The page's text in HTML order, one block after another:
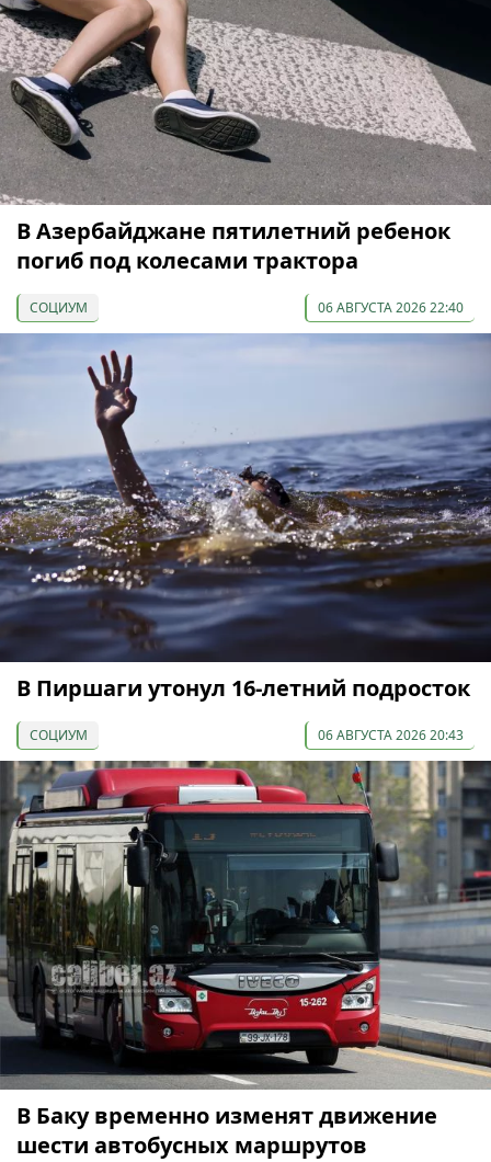
В Азербайджане пятилетний ребенок
погиб под колесами трактора
СОЦИУМ 06 АВГУСТА 2026 22:40
В Пиршаги утонул 16-летний подросток
СОЦИУМ 06 АВГУСТА 2026 20:43
В Баку временно изменят движение
шести автобусных маршрутов